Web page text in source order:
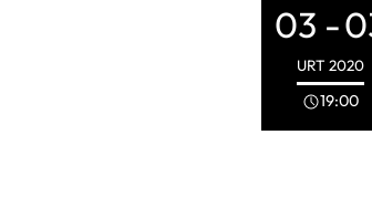
03 -
URT 2020
19:00